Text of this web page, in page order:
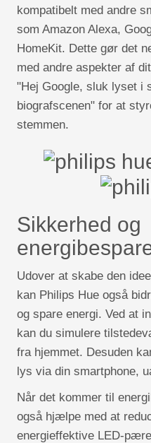
kompatibelt med andre
som Amazon Alexa,
HomeKit. Dette gør det
med andre aspekter af
"Hej Google, sluk lyset i
biografscenen" for at
stemmen.
Sikkerhed og
Udover at skabe den
kan Philips Hue også
og spare energi. Ved at
kan du simulere
fra hjemmet. Desuden
lys via din smartphone,
Når det kommer til
også hjælpe med at
energieffektive LED-